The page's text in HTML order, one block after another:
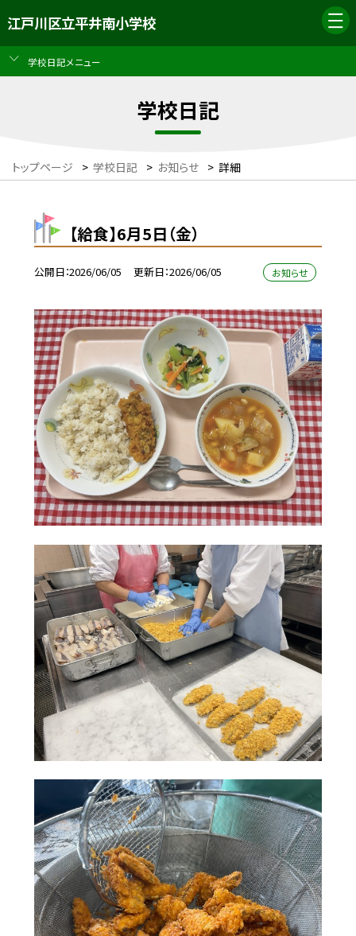
江戸川区立平井南小学校
学校日記メニュー
学校日記
トップページ > 学校日記 > お知らせ > 詳細
【給食】6月5日（金）
公開日 2026/06/05 更新日 2026/06/05 お知らせ